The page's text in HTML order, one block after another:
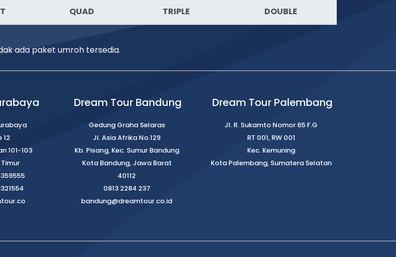
QUAD TRIPLE DOUBLE
ada paket umroh tersedia.
12
101-103
Dream Tour Bandung
Gedung Graha Selaras
Jl. Asia Afrika No.129
Kb. Pisang, Kec. Sumur Bandung
Kota Bandung, Jawa Barat
40112
0813 2284 237
bandung@dreamtour.co.id
Dream Tour Palembang
Jl. R. Sukamto Nomor 65 F.G
RT 001, RW 001
Kec. Kemuning
Kota Palembang, Sumatera Selatan